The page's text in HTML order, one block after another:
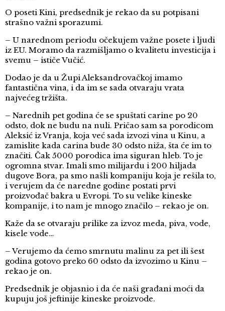
O poseti Kini, predsednik je rekao da su potpisani
strašno važni sporazumi.
– U narednom periodu očekujem važne posete i ljudi
iz EU. Moramo da razmišljamo o kvalitetu investicija i
svemu – ističe Vučić.
Dodao je da u Župi Aleksandrovačkoj imamo
fantastična vina, i da im se sada otvaraju vrata
najvećeg tržišta.
– Narednih pet godina će se spuštati carine po 20
odsto, dok ne budu na nuli. Pričao sam sa porodicom
Aleksić iz Vranja, koja već sada izvozi vina u Kinu, a
zamislite kada carina bude 30 odsto niža, šta će im to
značiti. Čak 5000 porodica ima siguran hleb. To je
ogromna stvar. Imali smo milijardu i 200 hiljada
dugove Bora, pa smo našli kompaniju koja je rešila to,
i verujem da će naredne godine postati prvi
proizvođač bakra u Evropi. To su velike kineske
kompanije, i to nam je mnogo značilo – rekao je on.
Kaže da se otvaraju prilike za izvoz meda, piva, vode,
kisele vode…
– Verujemo da ćemo smrnutu malinu za pet ili šest
godina gotovo preko 60 odsto da izvozimo u Kinu –
rekao je on.
Predsednik je objasnio i da će naši građani moći da
kupuju još jeftinije kineske proizvode.